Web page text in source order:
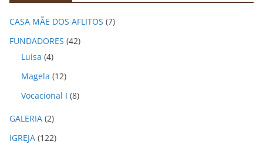
v
o
CASA MÃE DOS AFLITOS (7)
FUNDADORES (42)
Luisa (4)
Magela (12)
Vocacional I (8)
GALERIA (2)
IGREJA (122)